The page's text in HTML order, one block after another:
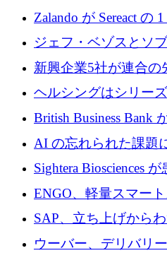
ーロを超える 60 以上
Zalando が Sereact の
ーズ B に参加し、AI
ジェフ・ベゾスとソ
5,000万ドルの資金調
新興企業5社が連合の
センサーをEUのクリ
ヘルシングはシリー
ウーバーはデリバリ
ロの契約で買収、レ
銀行を立ち上げる
British Business Bank
2,500 万ユーロのコ
AI の忘れられた課題
プを実現: カメラロー
Sightera Biosciences
ットフォームを拡大
のプレシードをクロー
ENGO、軽量スマー
進歩のために510万ユ
SAP、立ち上げから
を10億ユーロ以上の
ウーバー、デリバリ